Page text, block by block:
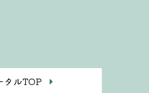
タルTOP